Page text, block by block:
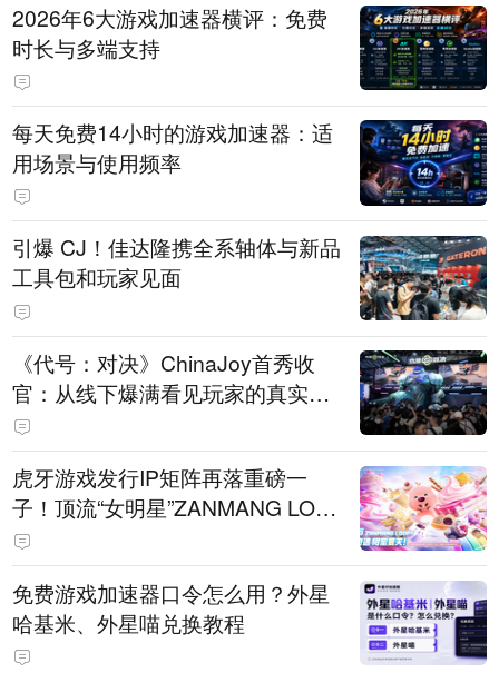
2026年6大游戏加速器横评：免费
时长与多端支持
每天免费14小时的游戏加速器：适
用场景与使用频率
引爆 CJ！佳达隆携全系轴体与新品
工具包和玩家见面
《代号：对决》ChinaJoy首秀收
官：从线下爆满看见玩家的真实期
待
虎牙游戏发行IP矩阵再落重磅一
子！顶流“女明星”ZANMANG LOO
PY 正版3D消除手游《消消奇遇》
惊喜曝光
免费游戏加速器口令怎么用？外星
哈基米、外星喵兑换教程